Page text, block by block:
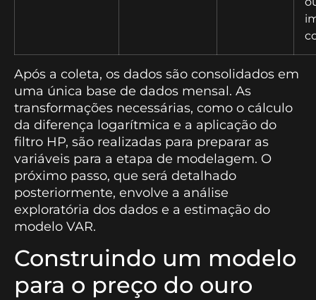
Após a coleta, os dados são consolidados em
uma única base de dados mensal. As
transformações necessárias, como o cálculo
da diferença logarítmica e a aplicação do
filtro HP, são realizadas para preparar as
variáveis para a etapa de modelagem. O
próximo passo, que será detalhado
posteriormente, envolve a análise
exploratória dos dados e a estimação do
modelo VAR.
Construindo um modelo
para o preço do ouro